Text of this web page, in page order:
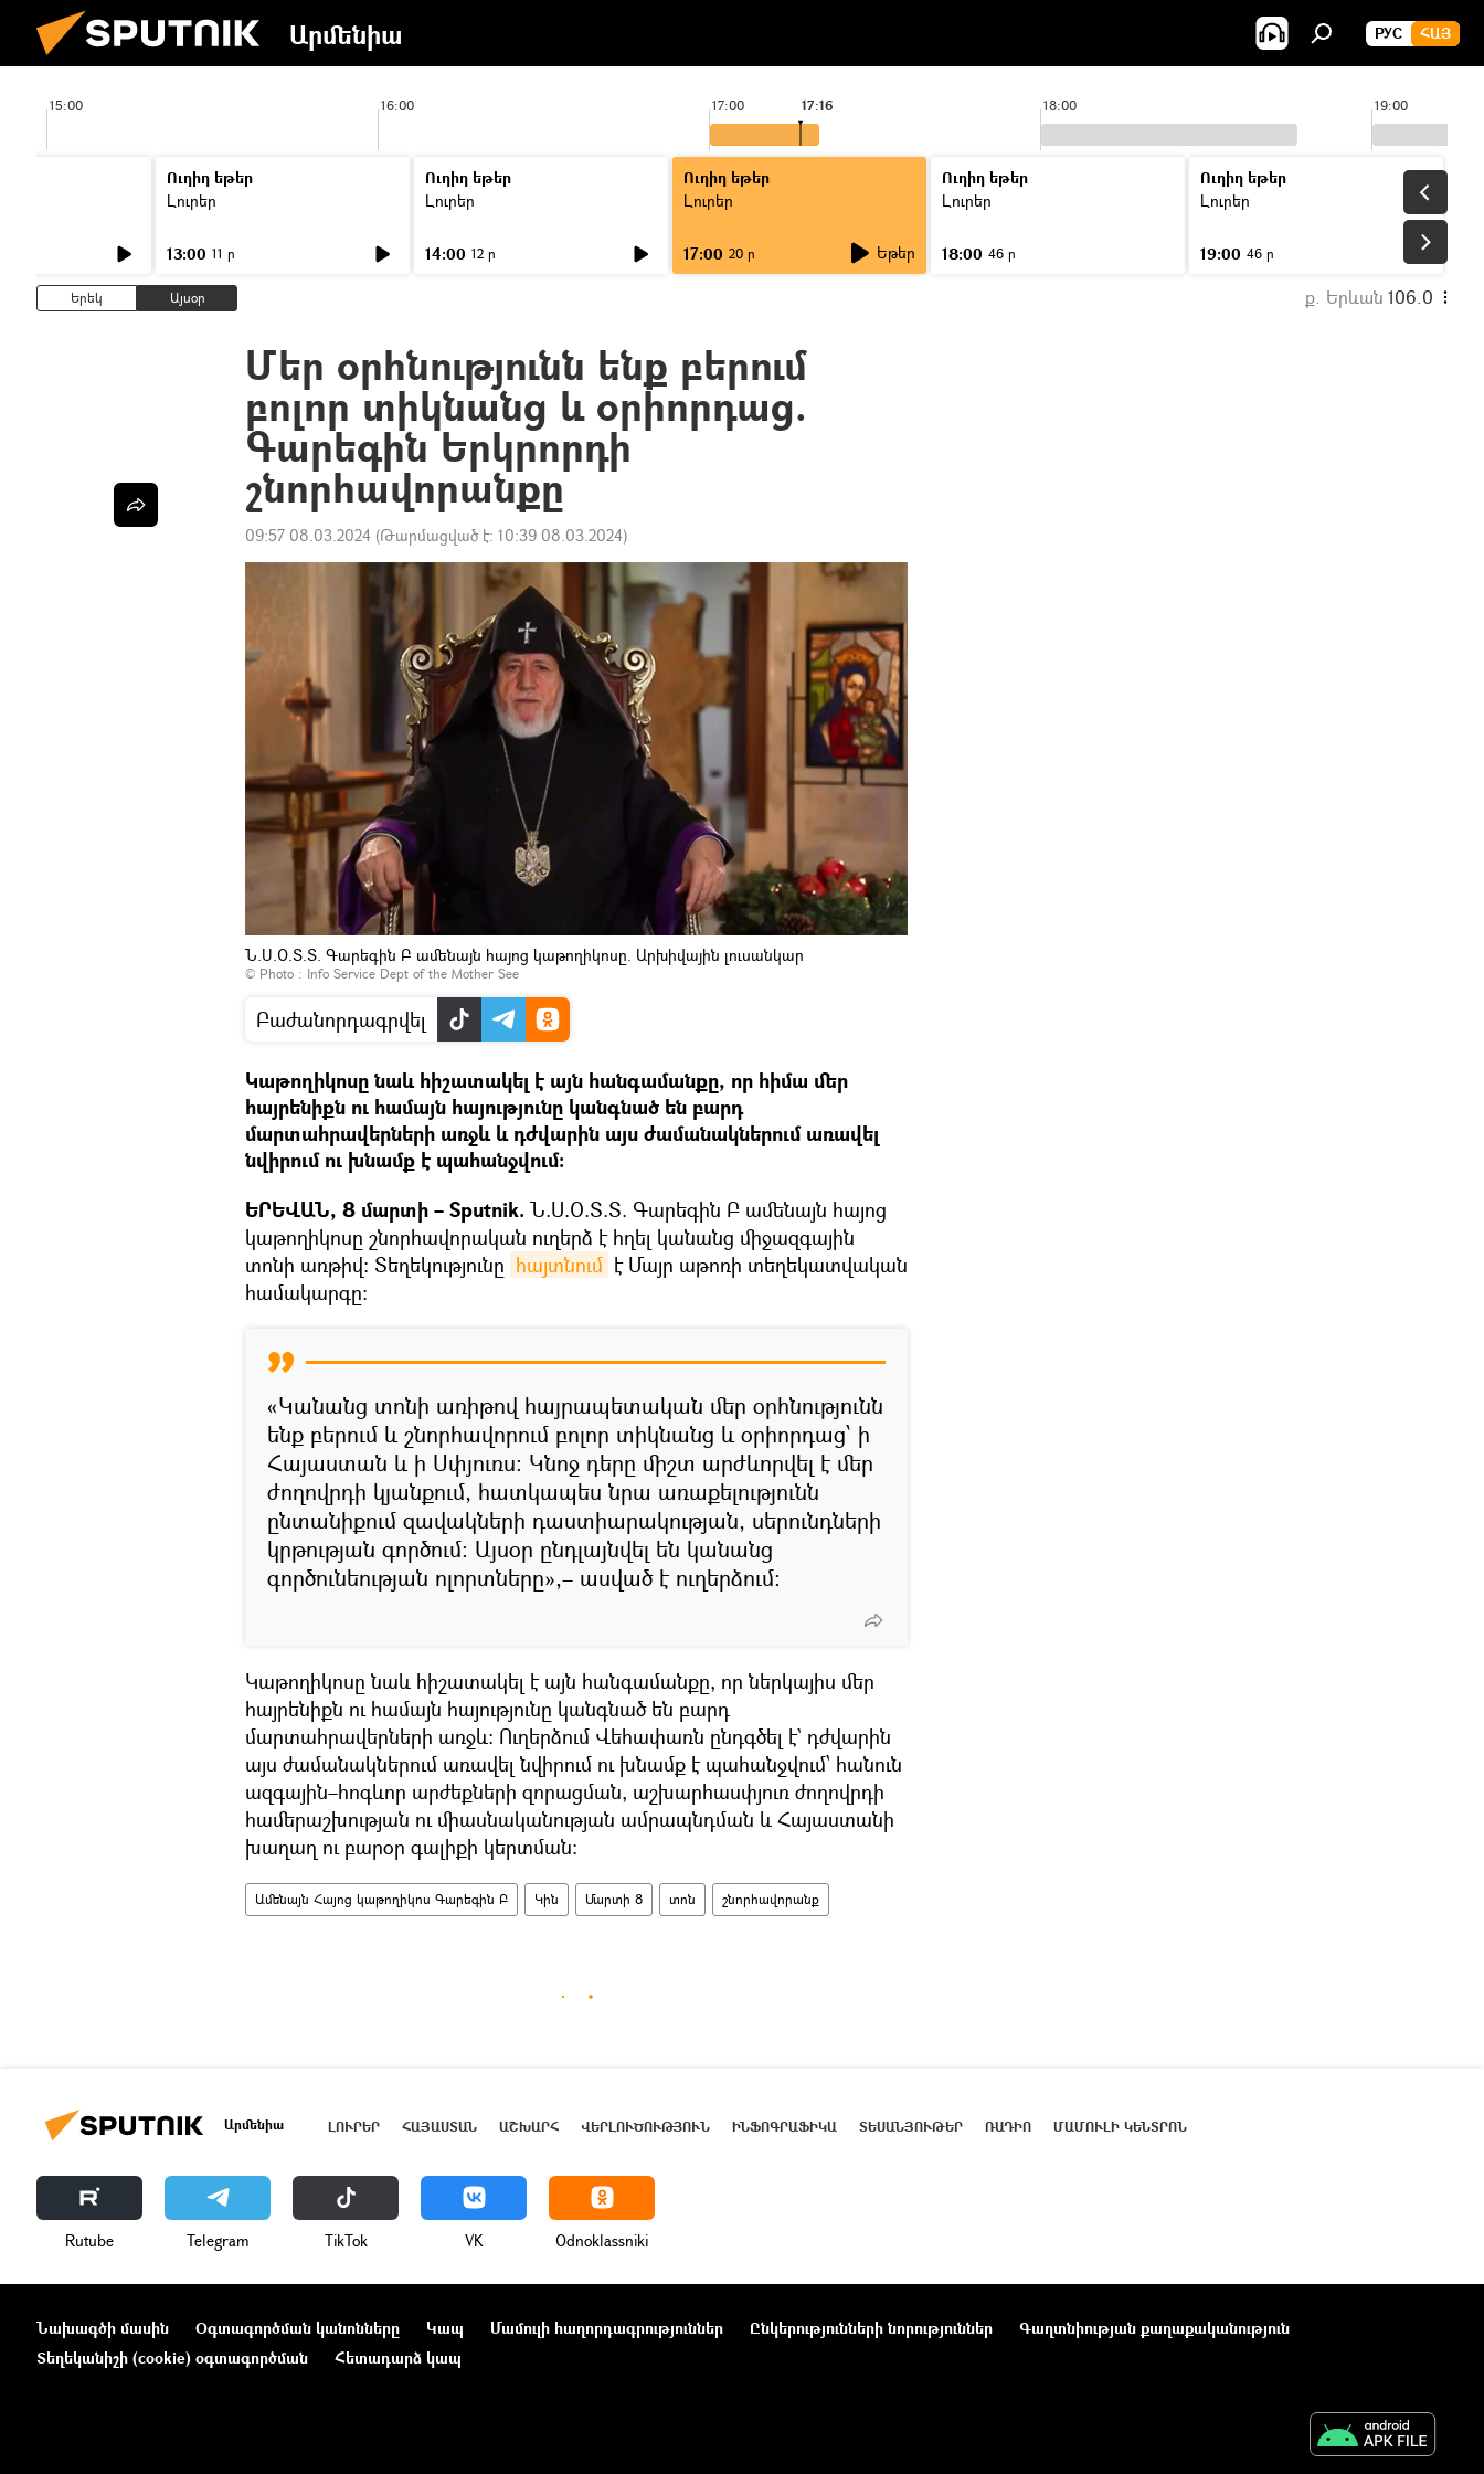
Արմենիա РУС ՀԱՅ
15:00 16:00 17:00 18:00 19:00
17:16
Ուղիղ եթեր
Լուրեր
13:00 11 ր
Ուղիղ եթեր
Լուրեր
14:00 12 ր
Ուղիղ եթեր
Լուրեր
17:00 20 ր Եթեր
Ուղիղ եթեր
Լուրեր
18:00 46 ր
Ուղիղ եթեր
Լուրեր
19:00 46 ր
Երեկ Այսօր ք. Երևան 106.0
Մեր օրհնությունն ենք բերում
բոլոր տիկնանց և օրիորդաց.
Գարեգին Երկրորդի
շնորհավորանքը
09:57 08.03.2024 (Թարմացված է: 10:39 08.03.2024)
Ն.Ս.Օ.Տ.Տ. Գարեգին Բ ամենայն հայոց կաթողիկոսը. Արխիվային լուսանկար
© Photo : Info Service Dept of the Mother See
Բաժանորդագրվել
Կաթողիկոսը նաև հիշատակել է այն հանգամանքը, որ հիմա մեր
հայրենիքն ու համայն հայությունը կանգնած են բարդ
մարտահրավերների առջև և դժվարին այս ժամանակներում առավել
նվիրում ու խնամք է պահանջվում։
ԵՐԵՎԱՆ, 8 մարտի – Sputnik. Ն.Ս.Օ.Տ.Տ. Գարեգին Բ ամենայն հայոց
կաթողիկոսը շնորհավորական ուղերձ է հղել կանանց միջազգային
տոնի առթիվ։ Տեղեկությունը հայտնում է Մայր աթոռի տեղեկատվական
համակարգը։
«Կանանց տոնի առիթով հայրապետական մեր օրհնությունն
ենք բերում և շնորհավորում բոլոր տիկնանց և օրիորդաց՝ ի
Հայաստան և ի Սփյուռս։ Կնոջ դերը միշտ արժևորվել է մեր
ժողովրդի կյանքում, հատկապես նրա առաքելությունն
ընտանիքում զավակների դաստիարակության, սերունդների
կրթության գործում։ Այսօր ընդլայնվել են կանանց
գործունեության ոլորտները»,– ասված է ուղերձում։
Կաթողիկոսը նաև հիշատակել է այն հանգամանքը, որ ներկայիս մեր
հայրենիքն ու համայն հայությունը կանգնած են բարդ
մարտահրավերների առջև։ Ուղերձում Վեհափառն ընդգծել է` դժվարին
այս ժամանակներում առավել նվիրում ու խնամք է պահանջվում՝ հանուն
ազգային–հոգևոր արժեքների զորացման, աշխարհասփյուռ ժողովրդի
համերաշխության ու միասնականության ամրապնդման և Հայաստանի
խաղաղ ու բարօր գալիքի կերտման։
Ամենայն Հայոց կաթողիկոս Գարեգին Բ Կին Մարտի 8 տոն շնորհավորանք
Արմենիա ԼՈՒՐԵՐ ՀԱՅԱՍՏԱՆ ԱՇԽԱՐՀ ՎԵՐԼՈՒԾՈՒԹՅՈՒՆ ԻՆՖՈԳՐԱՖԻԿԱ ՏԵՍԱՆՅՈՒԹԵՐ ՌԱԴԻՈ ՄԱՄՈՒԼԻ ԿԵՆՏՐՈՆ
Rutube Telegram ТikТоk VK Odnoklassniki
Նախագծի մասին Օգտագործման կանոնները Կապ Մամուլի հաղորդագրություններ Ընկերությունների նորություններ
Գաղտնիության քաղաքականություն
Տեղեկանիշի (cookie) օգտագործման
Հետադարձ կապ